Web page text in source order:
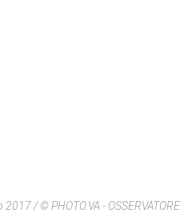
/ © PHOTO.VA - OSSERVATORE